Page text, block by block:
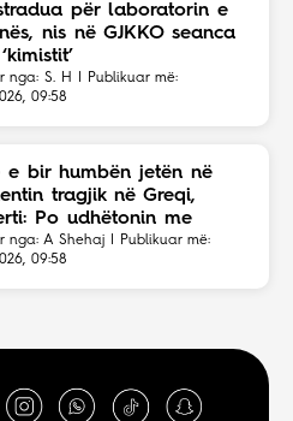
për laboratorin e
nis në GJKKO seanca
nga: S. H | Publikuar më:
09:58
e bir humbën jetën në
tragjik në Greqi,
Po udhëtonin me
të lartë
nga: A Shehaj | Publikuar më:
09:58